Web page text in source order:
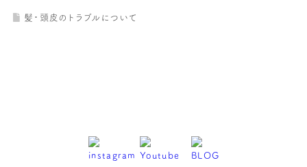
髪・頭皮のトラブルについて